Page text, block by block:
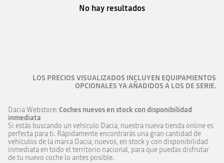
No hay resultados
LOS PRECIOS VISUALIZADOS INCLUYEN EQUIPAMIENTOS
OPCIONALES YA AÑADIDOS A LOS DE SERIE.
Dacia Webstore: Coches nuevos en stock con disponibilidad
inmediata
Si estás buscando un vehículo Dacia, nuestra nueva tienda online es
perfecta para ti. Rápidamente encontrarás una gran cantidad de
vehículos de la marca Dacia, nuevos, en stock y con disponibilidad
inmediata en todo el territorio nacional, para que puedas disfrutar
de tu nuevo coche lo antes posible.